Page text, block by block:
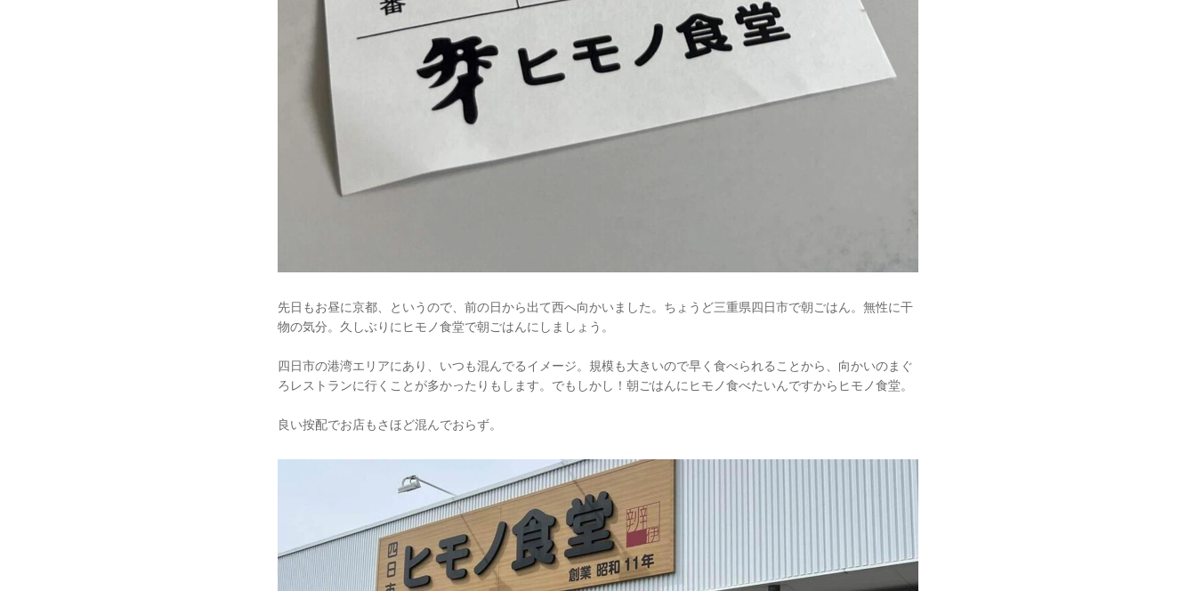
先日もお昼に京都、というので、前の日から出て西へ向かいました。ちょうど三重県四日市で朝ごはん。無性に干
物の気分。久しぶりにヒモノ食堂で朝ごはんにしましょう。
四日市の港湾エリアにあり、いつも混んでるイメージ。規模も大きいので早く食べられることから、向かいのまぐ
ろレストランに行くことが多かったりもします。でもしかし！朝ごはんにヒモノ食べたいんですからヒモノ食堂。
良い按配でお店もさほど混んでおらず。